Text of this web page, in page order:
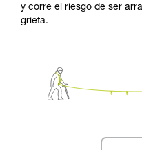
y corre el riesgo de ser
grieta.